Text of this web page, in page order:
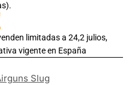
limitadas a 24,2 julios,
vigente en España
Slug